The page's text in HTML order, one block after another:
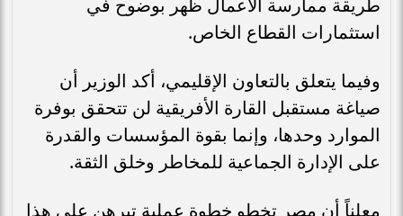
استثمارات القطاع الخاص.
وفيما يتعلق بالتعاون الإقليمي، أكد الوزير أن
صياغة مستقبل القارة الأفريقية لن تتحقق بوفرة
الموارد وحدها، وإنما بقوة المؤسسات والقدرة
على الإدارة الجماعية للمخاطر وخلق الثقة.
معلناً أن مصر تخطو خطوة عملية تبرهن على هذا